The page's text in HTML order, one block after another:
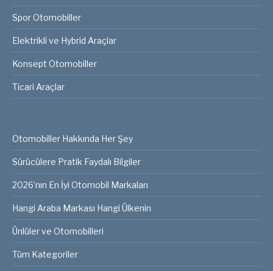
Spor Otomobiller
Elektrikli ve Hybrid Araçlar
Konsept Otomobiller
Ticari Araçlar
Otomobiller Hakkında Her Şey
Sürücülere Pratik Faydalı Bilgiler
2026’nın En İyi Otomobil Markaları
Hangi Araba Markası Hangi Ülkenin
Ünlüler ve Otomobilleri
Tüm Kategoriler